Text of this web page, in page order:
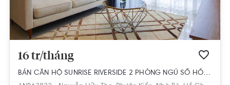
16 tr/tháng
BÁN CĂN HỘ SUNRISE RIVERSIDE 2 PHÒNG NGỦ SỔ HỒNG SẴN